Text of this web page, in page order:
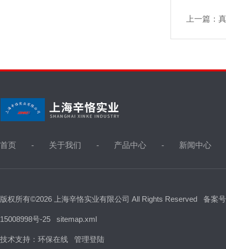
上一篇：
首页 关于我们 产品中心 新闻中心
版权所有©2026 上海辛恪实业有限公司 All Rights Reserved 备案
15008998号-25 sitemap.xml
技术支持： 环保在线 管理登陆